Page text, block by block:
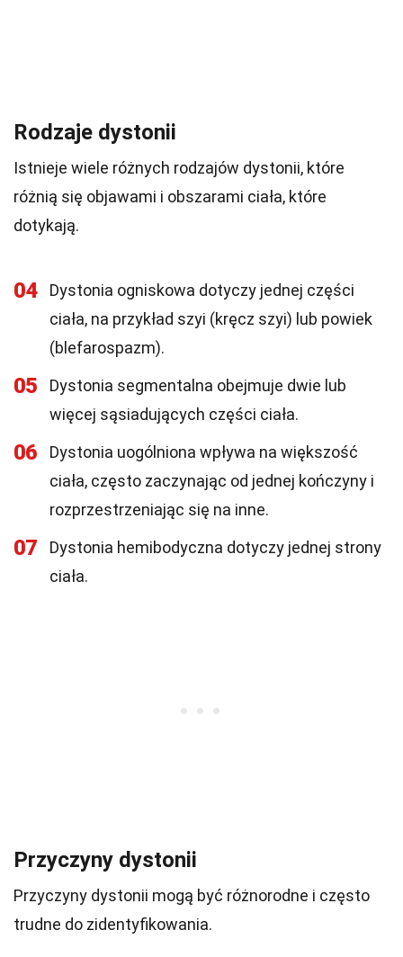
Rodzaje dystonii
Istnieje wiele różnych rodzajów dystonii, które
różnią się objawami i obszarami ciała, które
dotykają.
04
Dystonia ogniskowa dotyczy jednej części
ciała, na przykład szyi (kręcz szyi) lub powiek
(blefarospazm).
05
Dystonia segmentalna obejmuje dwie lub
więcej sąsiadujących części ciała.
06
Dystonia uogólniona wpływa na większość
ciała, często zaczynając od jednej kończyny i
rozprzestrzeniając się na inne.
07
Dystonia hemibodyczna dotyczy jednej strony
ciała.
Przyczyny dystonii
Przyczyny dystonii mogą być różnorodne i często
trudne do zidentyfikowania.